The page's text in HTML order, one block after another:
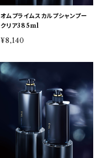
オムプライムスカルプシャンプー
クリア385ml
¥8,140